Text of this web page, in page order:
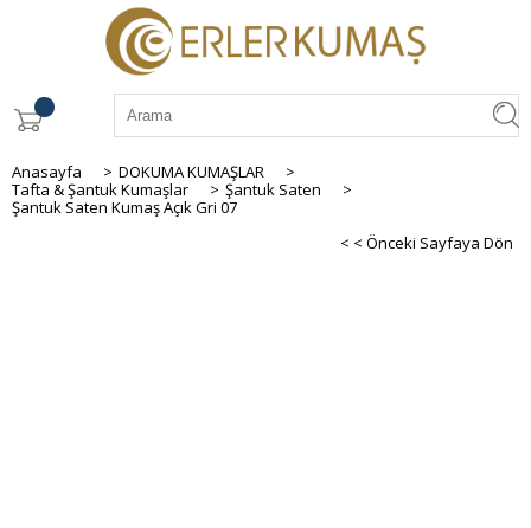
Anasayfa > DOKUMA KUMAŞLAR
>
Tafta & Şantuk Kumaşlar
> Şantuk Saten
>
Şantuk Saten Kumaş Açık Gri 07
< < Önceki Sayfaya Dön